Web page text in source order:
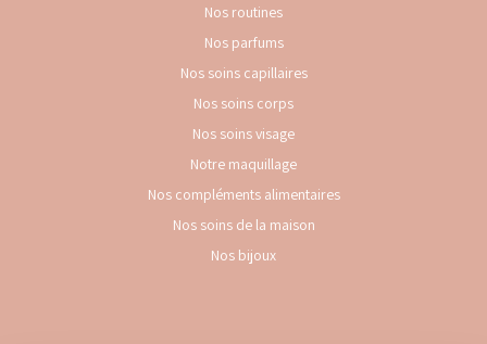
Nos routines
Nos parfums
Nos soins capillaires
Nos soins corps
Nos soins visage
Notre maquillage
Nos compléments alimentaires
Nos soins de la maison
Nos bijoux